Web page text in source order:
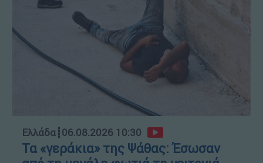
Ελλάδα┋06.08.2026 10:30
Τα «γεράκια» της Ψάθας: Έσωσαν